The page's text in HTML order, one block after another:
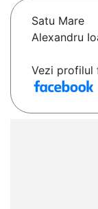
Satu Mare
Alexandru
Vezi profilul